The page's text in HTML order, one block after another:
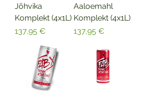
Jõhvika
Komplekt (4x1L)
Price
137,95 €
Aaloemahl
Komplekt (4x1L)
Price
137,95 €